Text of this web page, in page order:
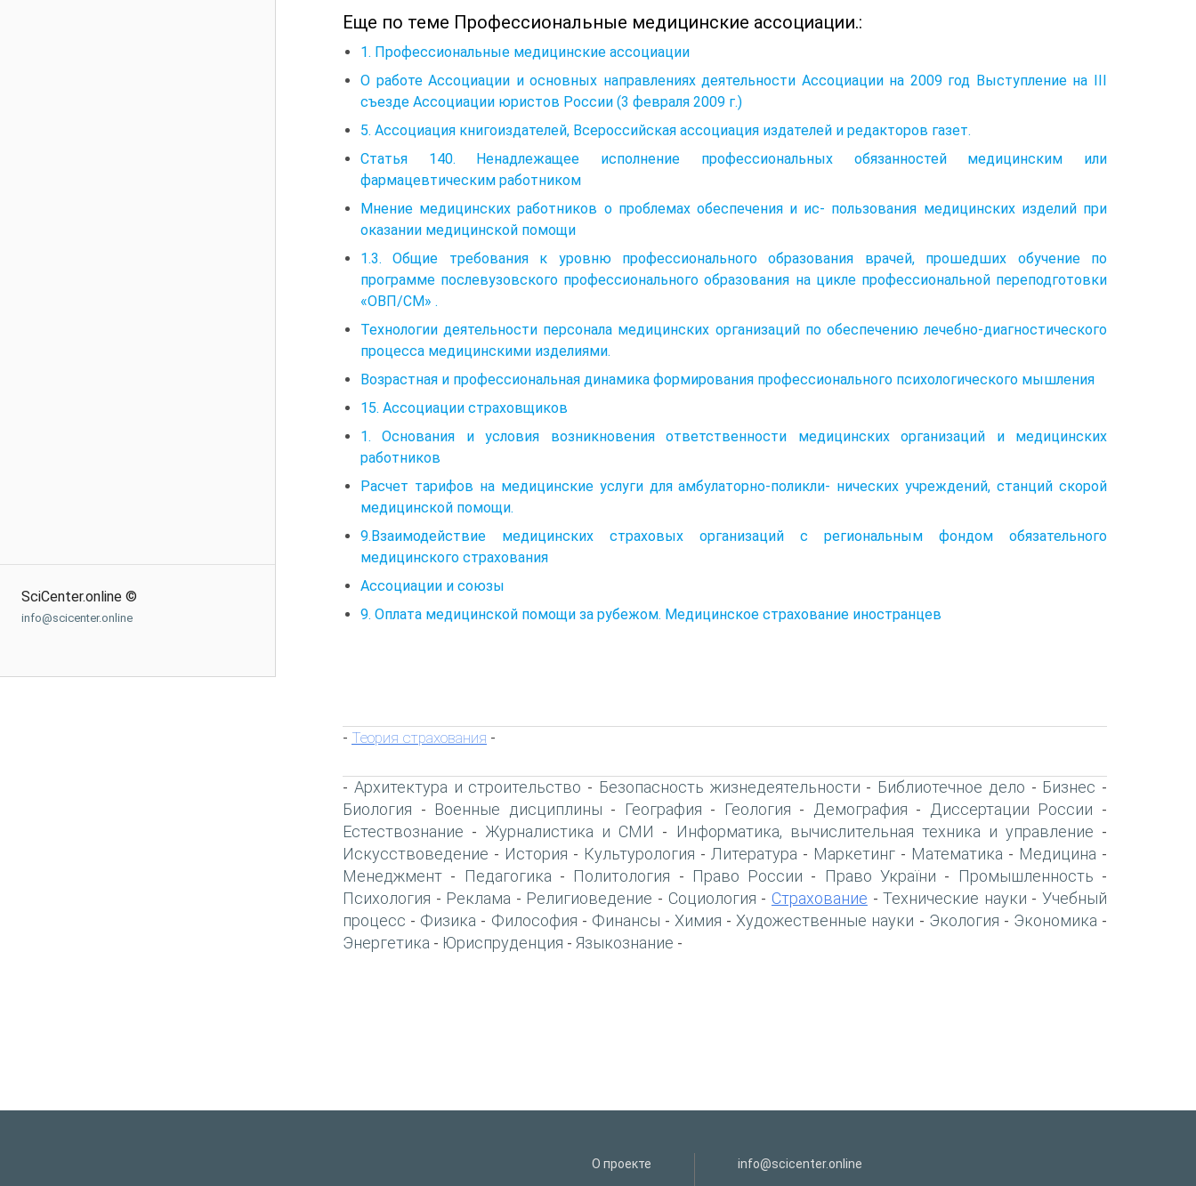
SciCenter.online ©
info@scicenter.online
Еще по теме Профессиональные медицинские ассоциации.:
1. Профессиональные медицинские ассоциации
О работе Ассоциации и основных направлениях деятельности Ассоциации на 2009 год Выступление на III
съезде Ассоциации юристов России (3 февраля 2009 г.)
5. Ассоциация книгоиздателей, Всероссийская ассоциация издателей и редакторов газет.
Статья 140. Ненадлежащее исполнение профессиональных обязанностей медицинским или
фармацевтическим работником
Мнение медицинских работников о проблемах обеспечения и ис- пользования медицинских изделий при
оказании медицинской помощи
1.3. Общие требования к уровню профессионального образования врачей, прошедших обучение по
программе послевузовского профессионального образования на цикле профессиональной переподготовки
«ОВП/СМ» .
Технологии деятельности персонала медицинских организаций по обеспечению лечебно-диагностического
процесса медицинскими изделиями.
Возрастная и профессиональная динамика формирования профессионального психологического мышления
15. Ассоциации страховщиков
1. Основания и условия возникновения ответственности медицинских организаций и медицинских
работников
Расчет тарифов на медицинские услуги для амбулаторно-поликли- нических учреждений, станций скорой
медицинской помощи.
9.Взаимодействие медицинских страховых организаций с региональным фондом обязательного
медицинского страхования
Ассоциации и союзы
9. Оплата медицинской помощи за рубежом. Медицинское страхование иностранцев
- Теория страхования -
- Архитектура и строительство - Безопасность жизнедеятельности - Библиотечное дело - Бизнес -
Биология - Военные дисциплины - География - Геология - Демография - Диссертации России -
Естествознание - Журналистика и СМИ - Информатика, вычислительная техника и управление -
Искусствоведение - История - Культурология - Литература - Маркетинг - Математика - Медицина -
Менеджмент - Педагогика - Политология - Право России - Право України - Промышленность -
Психология - Реклама - Религиоведение - Социология - Страхование -Технические науки -Учебный
процесс - Физика - Философия - Финансы - Химия - Художественные науки - Экология - Экономика -
Энергетика - Юриспруденция - Языкознание -
О проекте info@scicenter.online